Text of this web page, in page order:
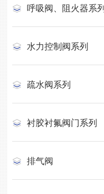
呼吸阀、阻火器系列
水力控制阀系列
疏水阀系列
衬胶衬氟阀门系列
排气阀